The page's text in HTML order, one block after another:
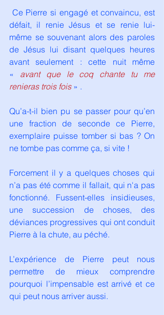
Ce Pierre si engagé et convaincu, est
défait, il renie Jésus et se renie lui-
même se souvenant alors des paroles
de Jésus lui disant quelques heures
avant seulement : cette nuit même
« avant que le coq chante tu me
renieras trois fois » .
Qu’a-t-il bien pu se passer pour qu’en
une fraction de seconde ce Pierre,
exemplaire puisse tomber si bas ? On
ne tombe pas comme ça, si vite !
Forcement il y a quelques choses qui
n’a pas été comme il fallait, qui n'a pas
fonctionné. Fussent-elles insidieuses,
une succession de choses, des
déviances progressives qui ont conduit
Pierre à la chute, au péché.
L’expérience de Pierre peut nous
permettre de mieux comprendre
pourquoi l’impensable est arrivé et ce
qui peut nous arriver aussi.